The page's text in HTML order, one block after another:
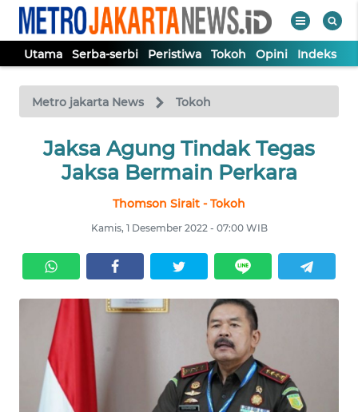
Utama Serba-serbi Peristiwa Tokoh Opini Indeks
Metro jakarta News Tokoh
Jaksa Agung Tindak Tegas
Jaksa Bermain Perkara
Thomson Sirait - Tokoh
Kamis, 1 Desember 2022 - 07:00 WIB
TV
Tutup
UTAMA
PERISTIWA
TOKOH
OPINI
Informasi